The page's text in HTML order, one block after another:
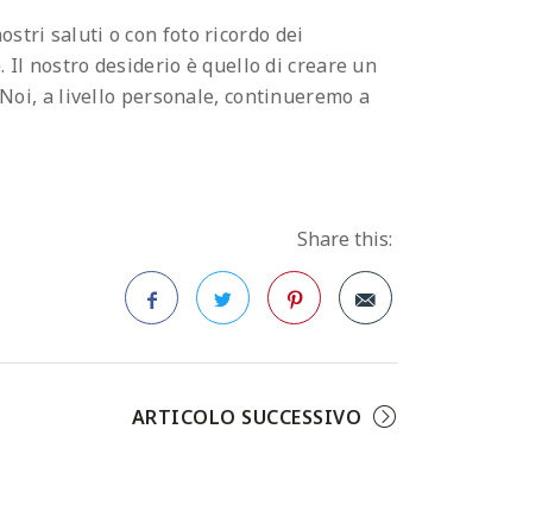
saluti o con foto ricordo dei
nostro desiderio è quello di creare un
a livello personale, continueremo a
Share this:
FacebookTwitterPinterest
ARTICOLO SUCCESSIVO